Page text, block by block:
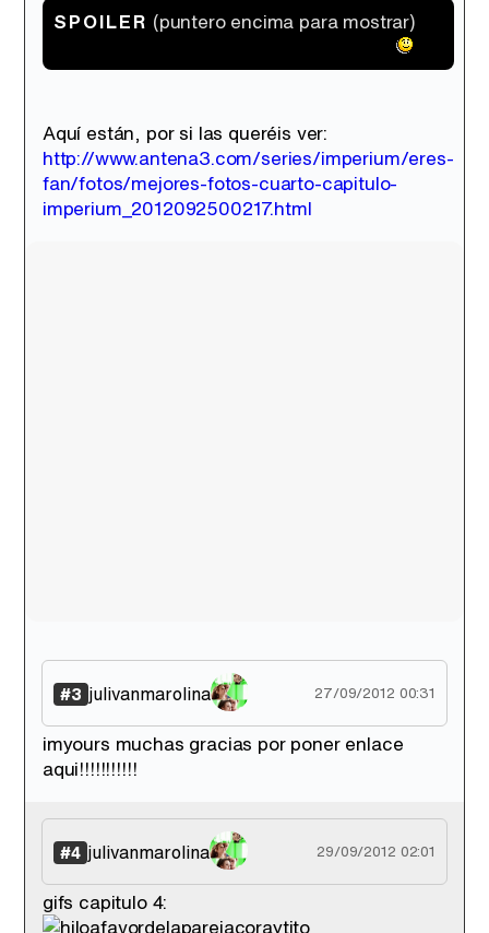
Tráiler de la tercera temporada de 'The Walking Dead: Dead City' de AMC+
SPOILER (puntero encima para mostrar)
Aquí están, por si las queréis ver:
http://www.antena3.com/series/imperium/eres-
fan/fotos/mejores-fotos-cuarto-capitulo-
imperium_2012092500217.html
#3 julivanmarolina 27/09/2012 00:31
imyours muchas gracias por poner enlace
aqui!!!!!!!!!!!
#4 julivanmarolina 29/09/2012 02:01
gifs capitulo 4: